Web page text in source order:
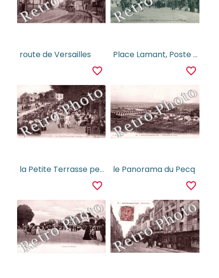
route de Versailles
favorite_border
Place Lamant, Poste et Caisse d'Epargne
favorite_border
la Petite Terrasse pendant la Musique
favorite_border
le Panorama du Pecq
favorite_border